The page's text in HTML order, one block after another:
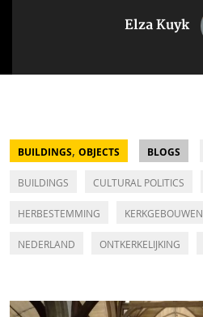
Elza Kuyk
BUILDINGS, OBJECTS BLOGS
BUILDINGS CULTURAL POLITICS
HERBESTEMMING KERKGEBOUWEN
NEDERLAND ONTKERKELIJKING